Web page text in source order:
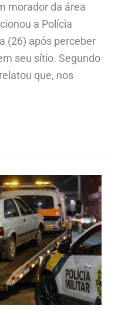
morador da área
a Polícia
(26) após perceber
seu sítio. Segundo
que, nos